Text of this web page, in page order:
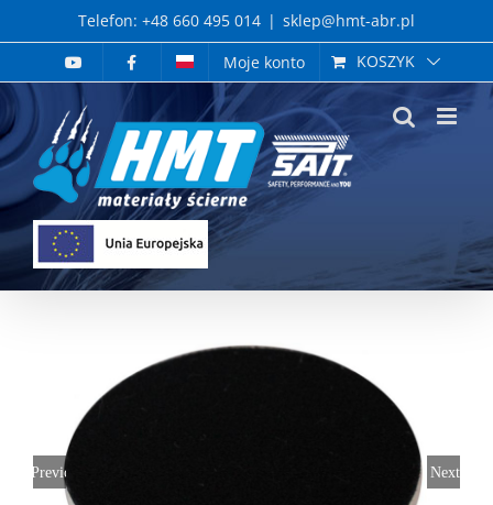
to
Telefon: +48 660 495 014 | sklep@hmt-abr.pl
Moje konto
KOSZYK
Previous Next